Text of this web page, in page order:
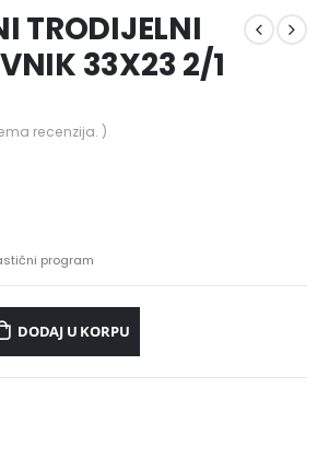
TRODIJELNI
33X23 2/1
recenzija. )
program
DODAJ U KORPU